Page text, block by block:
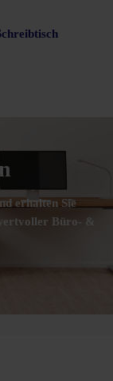
erhalten Sie
Büro- &